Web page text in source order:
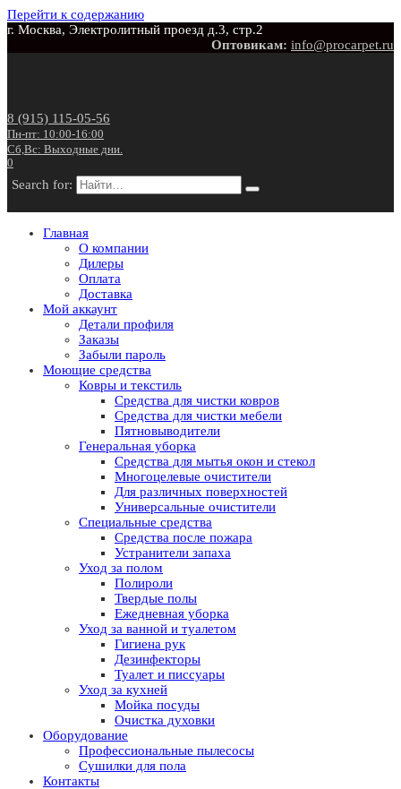
Перейти к содержанию
г. Москва, Электролитный проезд д.3, стр.2
Оптовикам: info@procarpet.ru
8 (915) 115-05-56
Пн-пт: 10:00-16:00
Сб,Вс: Выходные дни.
0
Search for:
Главная
О компании
Дилеры
Оплата
Доставка
Мой аккаунт
Детали профиля
Заказы
Забыли пароль
Моющие средства
Ковры и текстиль
Средства для чистки ковров
Средства для чистки мебели
Пятновыводители
Генеральная уборка
Средства для мытья окон и стекол
Многоцелевые очистители
Для различных поверхностей
Универсальные очистители
Специальные средства
Средства после пожара
Устранители запаха
Уход за полом
Полироли
Твердые полы
Ежедневная уборка
Уход за ванной и туалетом
Гигиена рук
Дезинфекторы
Туалет и писсуары
Уход за кухней
Мойка посуды
Очистка духовки
Оборудование
Профессиональные пылесосы
Сушилки для пола
Контакты